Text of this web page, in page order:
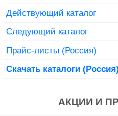
Действующий каталог
Следующий каталог
Прайс-листы (Россия)
Скачать каталоги (Россия)
АКЦИИ И